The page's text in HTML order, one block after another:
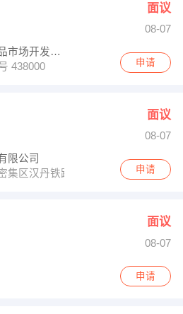
面议
08-07
黄冈市长诚农副产品市场开发有限公司
438000
申请
面议
08-07
限公司
集区汉丹铁路十五支沟盈创动力产业
申请
面议
08-07
申请